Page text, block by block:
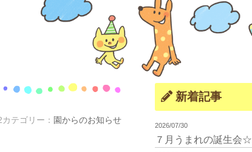
カテゴリー： 園からのお知らせ
新着記事
2026/07/30
７月うまれの誕生会☆